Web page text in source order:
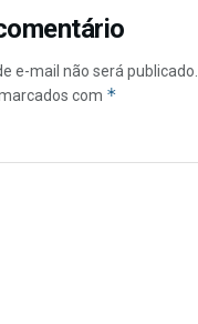
e-mail não será publicado.
com *